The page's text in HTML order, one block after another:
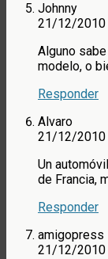
Johnny
21/12/2010
Alguno
modelo, o
Responder
Alvaro
21/12/2010
Un
de Francia,
Responder
amigopress
21/12/2010